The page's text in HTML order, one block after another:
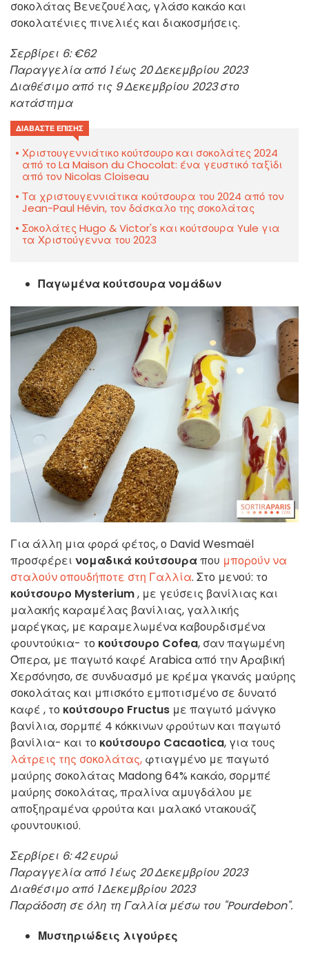
σοκολάτας Βενεζουέλας, γλάσο κακάο και
σοκολατένιες πινελιές και διακοσμήσεις.
Σερβίρει 6: €62
Παραγγελία από 1 έως 20 Δεκεμβρίου 2023
Διαθέσιμο από τις 9 Δεκεμβρίου 2023 στο
κατάστημα
ΔΙΑΒΆΣΤΕ ΕΠΊΣΗΣ
Χριστουγεννιάτικο κούτσουρο και σοκολάτες 2024
από το La Maison du Chocolat: ένα γευστικό ταξίδι
από τον Nicolas Cloiseau
Τα χριστουγεννιάτικα κούτσουρα του 2024 από τον
Jean-Paul Hévin, τον δάσκαλο της σοκολάτας
Σοκολάτες Hugo & Victor's και κούτσουρα Yule για
τα Χριστούγεννα του 2023
Παγωμένα κούτσουρα νομάδων
Για άλλη μια φορά φέτος, ο David Wesmaël
προσφέρει νομαδικά κούτσουραπου μπορούν να
σταλούν οπουδήποτε στη Γαλλία. Στο μενού: το
κούτσουρο Mysterium, με γεύσεις βανίλιας και
μαλακής καραμέλας βανίλιας, γαλλικής
μαρέγκας, με καραμελωμένα καβουρδισμένα
φουντούκια- το κούτσουρο Cofea, σαν παγωμένη
Όπερα, με παγωτό καφέ Arabica από την Αραβική
Χερσόνησο, σε συνδυασμό με κρέμα γκανάς μαύρης
σοκολάτας και μπισκότο εμποτισμένο σε δυνατό
καφέ , το κούτσουρο Fructus με παγωτό μάνγκο
βανίλια, σορμπέ 4 κόκκινων φρούτων και παγωτό
βανίλια- και το κούτσουρο Cacaotica, για τους
λάτρεις της σοκολάτας, φτιαγμένο με παγωτό
μαύρης σοκολάτας Madong 64% κακάο, σορμπέ
μαύρης σοκολάτας, πραλίνα αμυγδάλου με
αποξηραμένα φρούτα και μαλακό ντακουάζ
φουντουκιού.
Σερβίρει 6: 42 ευρώ
Παραγγελία από 1 έως 20 Δεκεμβρίου 2023
Διαθέσιμο από 1 Δεκεμβρίου 2023
Παράδοση σε όλη τη Γαλλία μέσω του "Pourdebon".
Μυστηριώδεις λιγούρες